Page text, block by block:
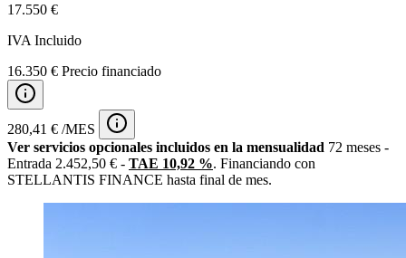
17.550 €
IVA Incluido
16.350 € Precio financiado
280,41 € /MES
Ver servicios opcionales incluidos en la mensualidad 72 meses -
Entrada 2.452,50 € - TAE 10,92 %. Financiando con
STELLANTIS FINANCE hasta final de mes.